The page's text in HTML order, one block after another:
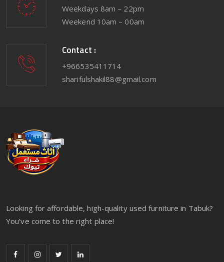
Weekdays 8am – 22pm
Weekend 10am – 00am
Contact :
+966535411714
sharifulshakil88@gmail.com
Looking for affordable, high-quality used furniture in Tabuk?
You’ve come to the right place!